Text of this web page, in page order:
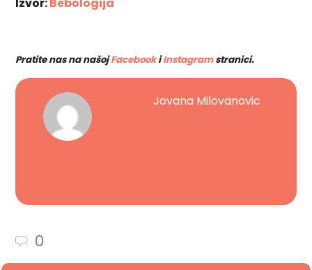
Pratite nas na našojFacebookiInstagramstranici.
Jovana Milovanovic
0